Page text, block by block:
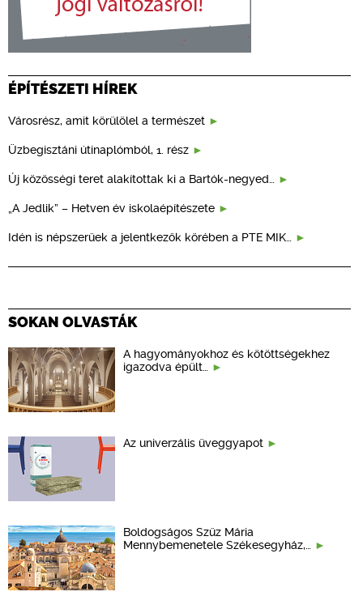
ÉPÍTÉSZETI HÍREK
Városrész, amit körülölel a természet
Üzbegisztáni útinaplómból, 1. rész
Új közösségi teret alakítottak ki a Bartók-negyed…
„A Jedlik” – Hetven év iskolaépítészete
Idén is népszerűek a jelentkezők körében a PTE MIK…
SOKAN OLVASTÁK
A hagyományokhoz és kötöttségekhez
igazodva épült…
Az univerzális üveggyapot
Boldogságos Szűz Mária
Mennybemenetele Székesegyház,…